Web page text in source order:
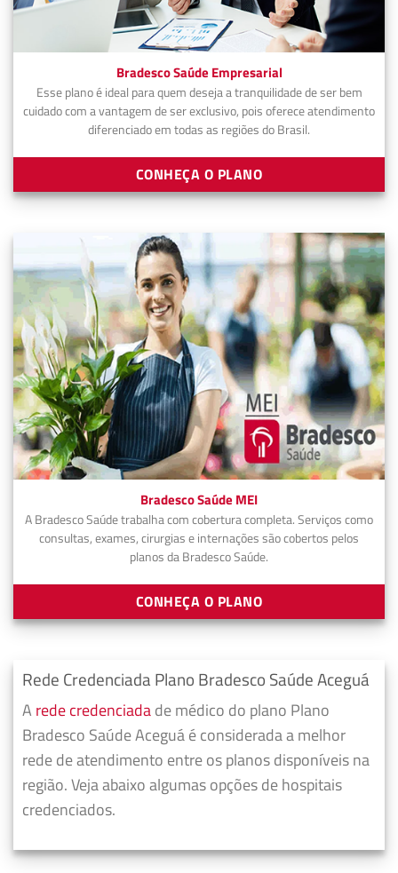
Bradesco Saúde Empresarial
Esse plano é ideal para quem deseja a tranquilidade de ser bem
cuidado com a vantagem de ser exclusivo, pois oferece atendimento
diferenciado em todas as regiões do Brasil.
CONHEÇA O PLANO
Bradesco Saúde MEI
A Bradesco Saúde trabalha com cobertura completa. Serviços como
consultas, exames, cirurgias e internações são cobertos pelos
planos da Bradesco Saúde.
CONHEÇA O PLANO
Rede Credenciada Plano Bradesco Saúde Aceguá
A rede credenciadade médico do plano Plano
Bradesco Saúde Aceguá é considerada a melhor
rede de atendimento entre os planos disponíveis na
região. Veja abaixo algumas opções de hospitais
credenciados.